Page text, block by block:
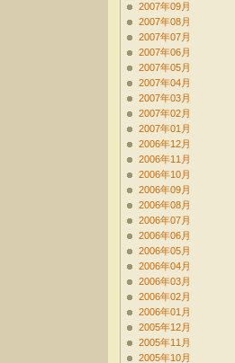
2007年09月
2007年08月
2007年07月
2007年06月
2007年05月
2007年04月
2007年03月
2007年02月
2007年01月
2006年12月
2006年11月
2006年10月
2006年09月
2006年08月
2006年07月
2006年06月
2006年05月
2006年04月
2006年03月
2006年02月
2006年01月
2005年12月
2005年11月
2005年10月